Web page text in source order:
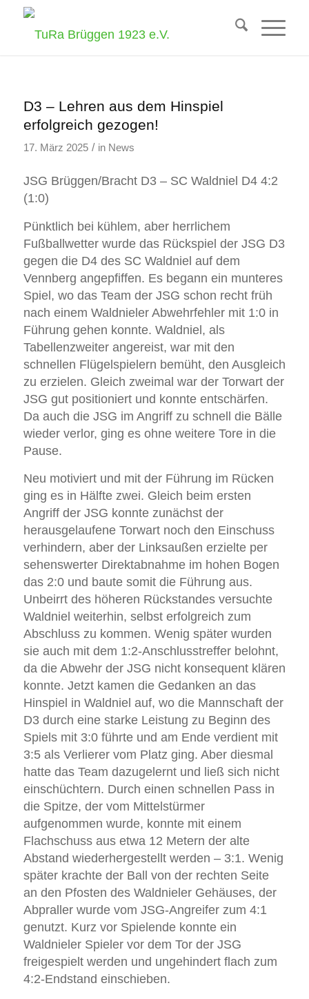
D3 – Lehren aus dem Hinspiel
erfolgreich gezogen!
17. März 2025 / in News
JSG Brüggen/Bracht D3 – SC Waldniel D4 4:2
(1:0)
Pünktlich bei kühlem, aber herrlichem
Fußballwetter wurde das Rückspiel der JSG D3
gegen die D4 des SC Waldniel auf dem
Vennberg angepfiffen. Es begann ein munteres
Spiel, wo das Team der JSG schon recht früh
nach einem Waldnieler Abwehrfehler mit 1:0 in
Führung gehen konnte. Waldniel, als
Tabellenzweiter angereist, war mit den
schnellen Flügelspielern bemüht, den Ausgleich
zu erzielen. Gleich zweimal war der Torwart der
JSG gut positioniert und konnte entschärfen.
Da auch die JSG im Angriff zu schnell die Bälle
wieder verlor, ging es ohne weitere Tore in die
Pause.
Neu motiviert und mit der Führung im Rücken
ging es in Hälfte zwei. Gleich beim ersten
Angriff der JSG konnte zunächst der
herausgelaufene Torwart noch den Einschuss
verhindern, aber der Linksaußen erzielte per
sehenswerter Direktabnahme im hohen Bogen
das 2:0 und baute somit die Führung aus.
Unbeirrt des höheren Rückstandes versuchte
Waldniel weiterhin, selbst erfolgreich zum
Abschluss zu kommen. Wenig später wurden
sie auch mit dem 1:2-Anschlusstreffer belohnt,
da die Abwehr der JSG nicht konsequent klären
konnte. Jetzt kamen die Gedanken an das
Hinspiel in Waldniel auf, wo die Mannschaft der
D3 durch eine starke Leistung zu Beginn des
Spiels mit 3:0 führte und am Ende verdient mit
3:5 als Verlierer vom Platz ging. Aber diesmal
hatte das Team dazugelernt und ließ sich nicht
einschüchtern. Durch einen schnellen Pass in
die Spitze, der vom Mittelstürmer
aufgenommen wurde, konnte mit einem
Flachschuss aus etwa 12 Metern der alte
Abstand wiederhergestellt werden – 3:1. Wenig
später krachte der Ball von der rechten Seite
an den Pfosten des Waldnieler Gehäuses, der
Abpraller wurde vom JSG-Angreifer zum 4:1
genutzt. Kurz vor Spielende konnte ein
Waldnieler Spieler vor dem Tor der JSG
freigespielt werden und ungehindert flach zum
4:2-Endstand einschieben.